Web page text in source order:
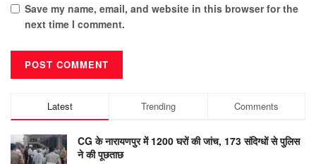
Save my name, email, and website in this browser for the
next time I comment.
Latest Trending Comments
CG के नारायणपुर में 1200 घरों की जांच, 173 संदिग्धों से पुलिस
ने की पूछताछ